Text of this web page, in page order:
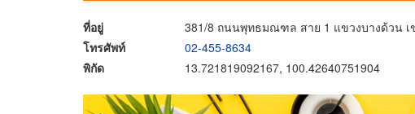
ที่อยู่
381/8 ถนนพุทธมณฑล สาย 1 แขวงบางด้วน เ
โทรศัพท์
02-455-8634
พิกัด
13.721819092167, 100.42640751904